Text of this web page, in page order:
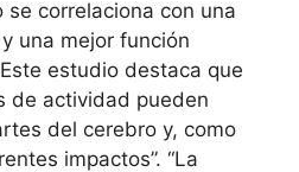
se correlaciona con una
una mejor función
estudio destaca que
de actividad pueden
del cerebro y, como
impactos”. “La